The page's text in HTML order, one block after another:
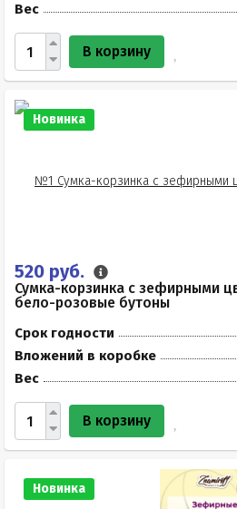
Вес
В корзину
Новинка
520 руб.
Сумка-корзинка с зефирными
бело-розовые бутоны
Срок годности
Вложений в коробке
Вес
В корзину
Новинка